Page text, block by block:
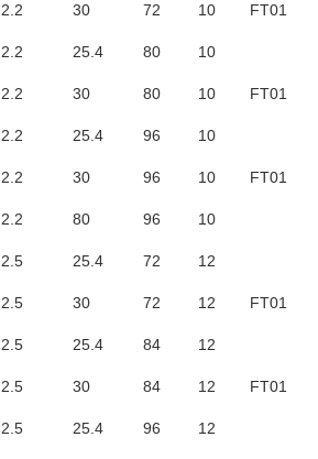
2.2 30 72 10 FT01
2.2 25.4 80 10
2.2 30 80 10 FT01
2.2 25.4 96 10
2.2 30 96 10 FT01
2.2 80 96 10
2.5 25.4 72 12
2.5 30 72 12 FT01
2.5 25.4 84 12
2.5 30 84 12 FT01
2.5 25.4 96 12